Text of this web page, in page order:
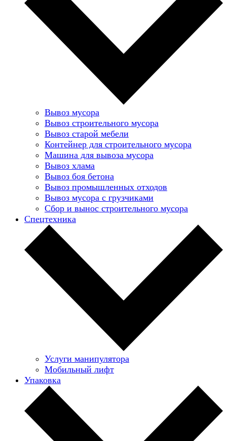
Вывоз мусора
Вывоз строительного мусора
Вывоз старой мебели
Контейнер для строительного мусора
Машина для вывоза мусора
Вывоз хлама
Вывоз боя бетона
Вывоз промышленных отходов
Вывоз мусора с грузчиками
Сбор и вынос строительного мусора
Спецтехника
Услуги манипулятора
Мобильный лифт
Упаковка